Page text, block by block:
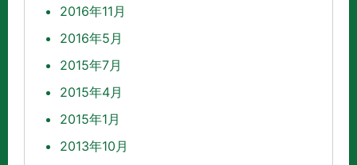
2016年11月
2016年5月
2015年7月
2015年4月
2015年1月
2013年10月